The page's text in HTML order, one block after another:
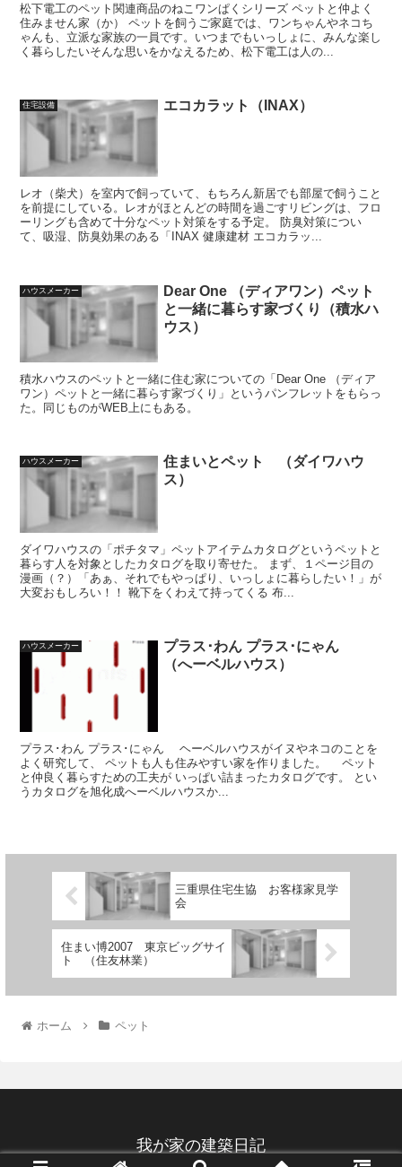
松下電工のペット関連商品のねこワンぱくシリーズ ペットと仲よく
住みません家（か） ペットを飼うご家庭では、ワンちゃんやネコち
ゃんも、立派な家族の一員です。いつまでもいっしょに、みんな楽し
く暮らしたいそんな思いをかなえるため、松下電工は人の...
住宅設備 エコカラット（INAX）
レオ（柴犬）を室内で飼っていて、もちろん新居でも部屋で飼うこと
を前提にしている。レオがほとんどの時間を過ごすリビングは、フロ
ーリングも含めて十分なペット対策をする予定。 防臭対策につい
て、吸湿、防臭効果のある「INAX 健康建材 エコカラッ...
ハウスメーカー
Dear One （ディアワン）ペット
と一緒に暮らす家づくり（積水ハ
ウス）
積水ハウスのペットと一緒に住む家についての「Dear One （ディア
ワン）ペットと一緒に暮らす家づくり」というパンフレットをもらっ
た。同じものがWEB上にもある。
ハウスメーカー
住まいとペット （ダイワハウ
ス）
ダイワハウスの「ポチタマ」ペットアイテムカタログというペットと
暮らす人を対象としたカタログを取り寄せた。 まず、１ページ目の
漫画（？）「あぁ、それでもやっぱり、いっしょに暮らしたい！」が
大変おもしろい！！ 靴下をくわえて持ってくる 布...
ハウスメーカー
プラス･わん プラス･にゃん
（へーベルハウス）
プラス･わん プラス･にゃん ヘーベルハウスがイヌやネコのことを
よく研究して、 ペットも人も住みやすい家を作りました。 ペット
と仲良く暮らすための工夫が いっぱい詰まったカタログです。 とい
うカタログを旭化成へーベルハウスか...
三重県住宅生協 お客様家見学
会
住まい博2007 東京ビッグサイ
ト （住友林業）
ホーム ペット
我が家の建築日記